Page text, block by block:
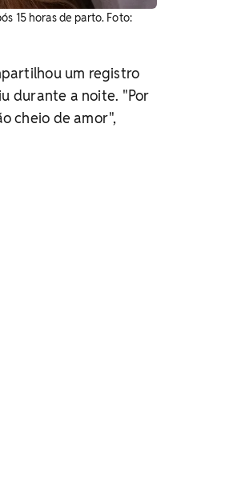
15 horas de parto. Foto:
um registro
durante a noite. "Por
cheio de amor",